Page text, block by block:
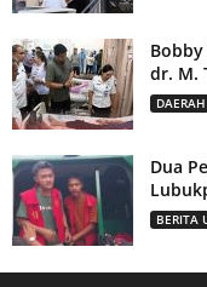
dr. M.
DAERAH
Dua
BERITA